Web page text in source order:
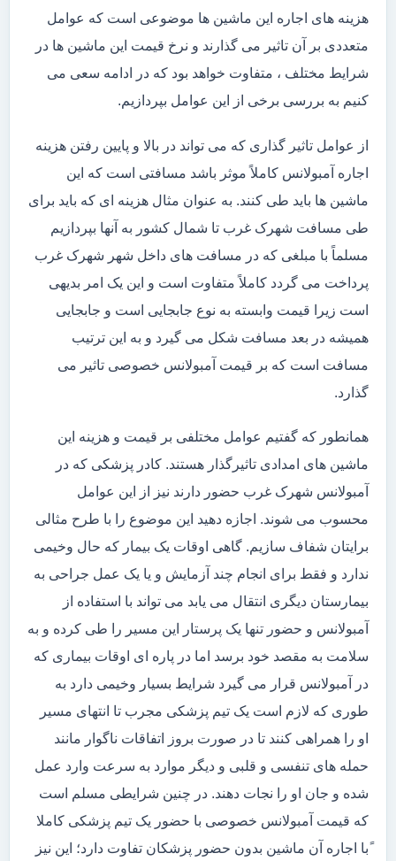
هزینه های اجاره این ماشین ها موضوعی است که عوامل
متعددی بر آن تاثیر می گذارند و نرخ قیمت این ماشین ها در
شرایط مختلف ، متفاوت خواهد بود که در ادامه سعی می
کنیم به بررسی برخی از این عوامل بپردازیم.
از عوامل تاثیر گذاری که می تواند در بالا و پایین رفتن هزینه
اجاره آمبولانس کاملاً موثر باشد مسافتی است که این
ماشین ها باید طی کنند. به عنوان مثال هزینه ای که باید برای
طی مسافت شهرک غرب تا شمال کشور به آنها بپردازیم
مسلماً با مبلغی که در مسافت های داخل شهر شهرک غرب
پرداخت می گردد کاملاً متفاوت است و این یک امر بدیهی
است زیرا قیمت وابسته به نوع جابجایی است و جابجایی
همیشه در بعد مسافت شکل می گیرد و به این ترتیب
مسافت است که بر قیمت آمبولانس خصوصی تاثیر می
گذارد.
همانطور که گفتیم عوامل مختلفی بر قیمت و هزینه این
ماشین های امدادی تاثیرگذار هستند. کادر پزشکی که در
آمبولانس شهرک غرب حضور دارند نیز از این عوامل
محسوب می شوند. اجازه دهید این موضوع را با طرح مثالی
برایتان شفاف سازیم. گاهی اوقات یک بیمار که حال وخیمی
ندارد و فقط برای انجام چند آزمایش و یا یک عمل جراحی به
بیمارستان دیگری انتقال می یابد می تواند با استفاده از
آمبولانس و حضور تنها یک پرستار این مسیر را طی کرده و به
سلامت به مقصد خود برسد اما در پاره ای اوقات بیماری که
در آمبولانس قرار می گیرد شرایط بسیار وخیمی دارد به
طوری که لازم است یک تیم پزشکی مجرب تا انتهای مسیر
او را همراهی کنند تا در صورت بروز اتفاقات ناگوار مانند
حمله های تنفسی و قلبی و دیگر موارد به سرعت وارد عمل
شده و جان او را نجات دهند. در چنین شرایطی مسلم است
که قیمت آمبولانس خصوصی با حضور یک تیم پزشکی کاملا
ًبا اجاره آن ماشین بدون حضور پزشکان تفاوت دارد؛ این نیز